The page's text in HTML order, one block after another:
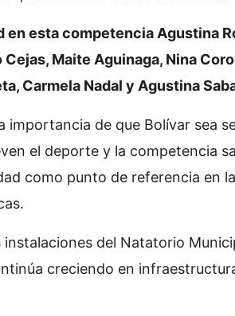
en esta competencia Agustina
Maite Aguinaga, Nina
Carmela Nadal y Agustina
importancia de que Bolívar sea
el deporte y la competencia
como punto de referencia en
del Natatorio
creciendo en